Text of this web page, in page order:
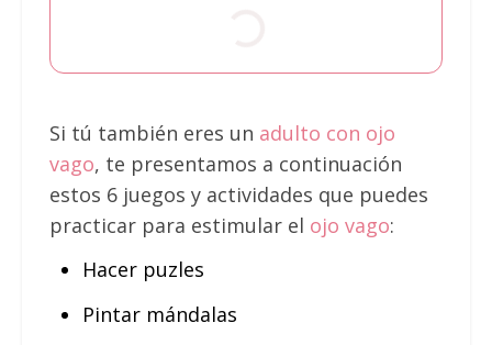
Si tú también eres un adulto con ojo
vago, te presentamos a continuación
estos 6 juegos y actividades que puedes
practicar para estimular el ojo vago:
Hacer puzles
Pintar mándalas